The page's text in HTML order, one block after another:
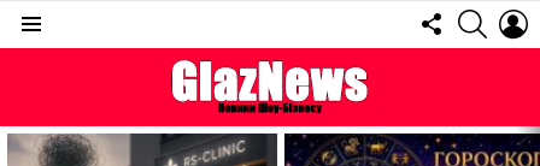
FOLLOW
US
ОСТАННІ
СТАТТІ